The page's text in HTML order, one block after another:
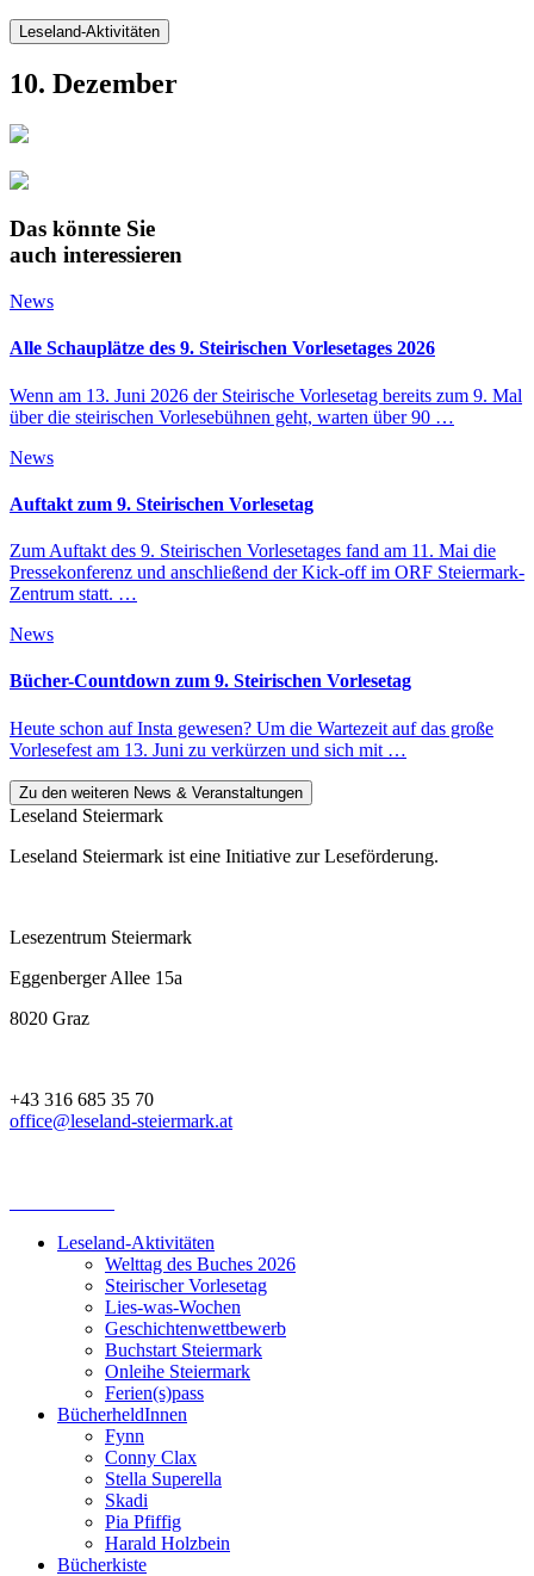
Leseland-Aktivitäten
10. Dezember
Das könnte Sie
auch interessieren
News
Alle Schauplätze des 9. Steirischen Vorlesetages 2026
Wenn am 13. Juni 2026 der Steirische Vorlesetag bereits zum 9. Mal
über die steirischen Vorlesebühnen geht, warten über 90 …
News
Auftakt zum 9. Steirischen Vorlesetag
Zum Auftakt des 9. Steirischen Vorlesetages fand am 11. Mai die
Pressekonferenz und anschließend der Kick-off im ORF Steiermark-
Zentrum statt. …
News
Bücher-Countdown zum 9. Steirischen Vorlesetag
Heute schon auf Insta gewesen? Um die Wartezeit auf das große
Vorlesefest am 13. Juni zu verkürzen und sich mit …
Zu den weiteren News & Veranstaltungen
Leseland Steiermark
Leseland Steiermark ist eine Initiative zur Leseförderung.
Lesezentrum Steiermark
Eggenberger Allee 15a
8020 Graz
+43 316 685 35 70
office@leseland-steiermark.at
Leseland-Aktivitäten
Welttag des Buches 2026
Steirischer Vorlesetag
Lies-was-Wochen
Geschichtenwettbewerb
Buchstart Steiermark
Onleihe Steiermark
Ferien(s)pass
BücherheldInnen
Fynn
Conny Clax
Stella Superella
Skadi
Pia Pfiffig
Harald Holzbein
Bücherkiste